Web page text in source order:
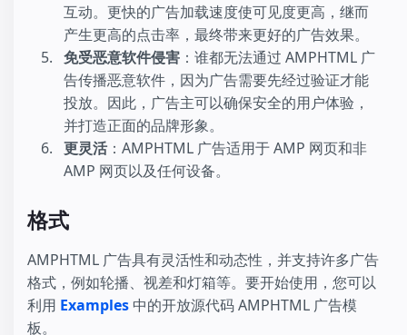
互动。更快的广告加载速度使可见度更高，继而
产生更高的点击率，最终带来更好的广告效果。
免受恶意软件侵害 ：谁都无法通过 AMPHTML 广
告传播恶意软件，因为广告需要先经过验证才能
投放。因此，广告主可以确保安全的用户体验，
并打造正面的品牌形象。
更灵活 ：AMPHTML 广告适用于 AMP 网页和非
AMP 网页以及任何设备。
格式
AMPHTML 广告具有灵活性和动态性，并支持许多广告
格式，例如轮播、视差和灯箱等。要开始使用，您可以
利用 Examples 中的开放源代码 AMPHTML 广告模
板。